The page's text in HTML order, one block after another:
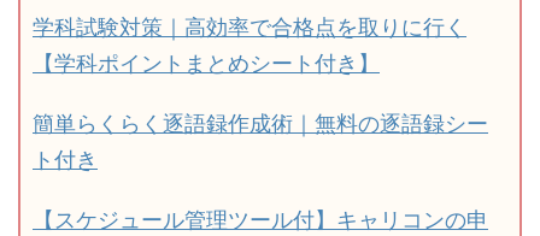
学科試験対策｜高効率で合格点を取りに行く
【学科ポイントまとめシート付き】
簡単らくらく逐語録作成術｜無料の逐語録シー
ト付き
【スケジュール管理ツール付】キャリコンの申